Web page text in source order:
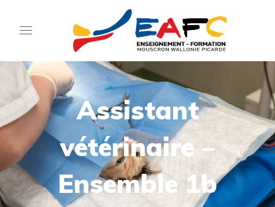
Assistant
vétérinaire –
Ensemble 1b